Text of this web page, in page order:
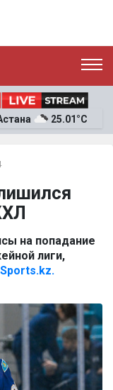
25.01°C
на попадание
лиги,
Sports.kz.